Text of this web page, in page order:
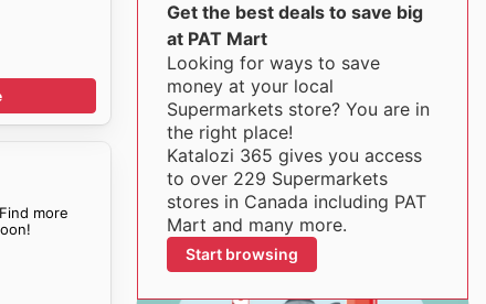
more
Get the best deals to save big
at PAT Mart
Looking for ways to save
money at your local
Supermarkets store? You are in
the right place!
Katalozi 365 gives you access
to over 229 Supermarkets
stores in Canada including PAT
Mart and many more.
Start browsing